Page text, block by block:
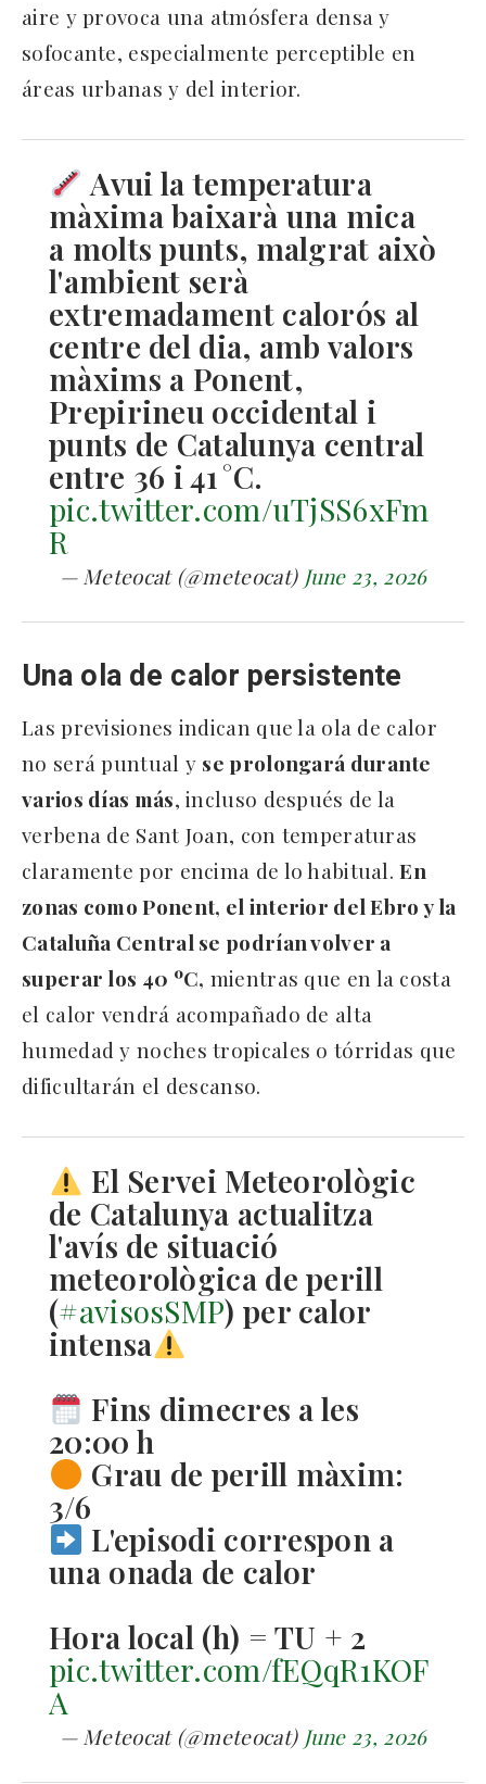
aire y provoca una atmósfera densa y
sofocante, especialmente perceptible en
áreas urbanas y del interior.
Avui la temperatura
màxima baixarà una mica
a molts punts, malgrat això
l'ambient serà
extremadament calorós al
centre del dia, amb valors
màxims a Ponent,
Prepirineu occidental i
punts de Catalunya central
entre 36 i 41 °C.
pic.twitter.com/uTjSS6xFm
R
— Meteocat (@meteocat) June 23, 2026
Una ola de calor persistente
Las previsiones indican que la ola de calor
no será puntual y se prolongará durante
varios días más, incluso después de la
verbena de Sant Joan, con temperaturas
claramente por encima de lo habitual.En
zonas como Ponent, el interior del Ebro y la
Cataluña Central se podrían volver a
superar los 40 ºC, mientras que en la costa
el calor vendrá acompañado de alta
humedad y noches tropicales o tórridas que
dificultarán el descanso.
El Servei Meteorològic
de Catalunya actualitza
l'avís de situació
meteorològica de perill
(#avisosSMP) per calor
intensa
Fins dimecres a les
20:00 h
Grau de perill màxim:
3/6
L'episodi correspon a
una onada de calor
Hora local (h) = TU + 2
pic.twitter.com/fEQqR1KOF
A
— Meteocat (@meteocat) June 23, 2026